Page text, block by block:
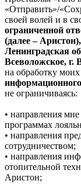
«Отправить»/
своей волей и в
ограниченной
(далее –
Ленинградская
Всеволожское, г.
на обработку
не ограничиваясь:
• направления
программах
• направления
сотрудничеством;
• направления
отопительной
Аристон;